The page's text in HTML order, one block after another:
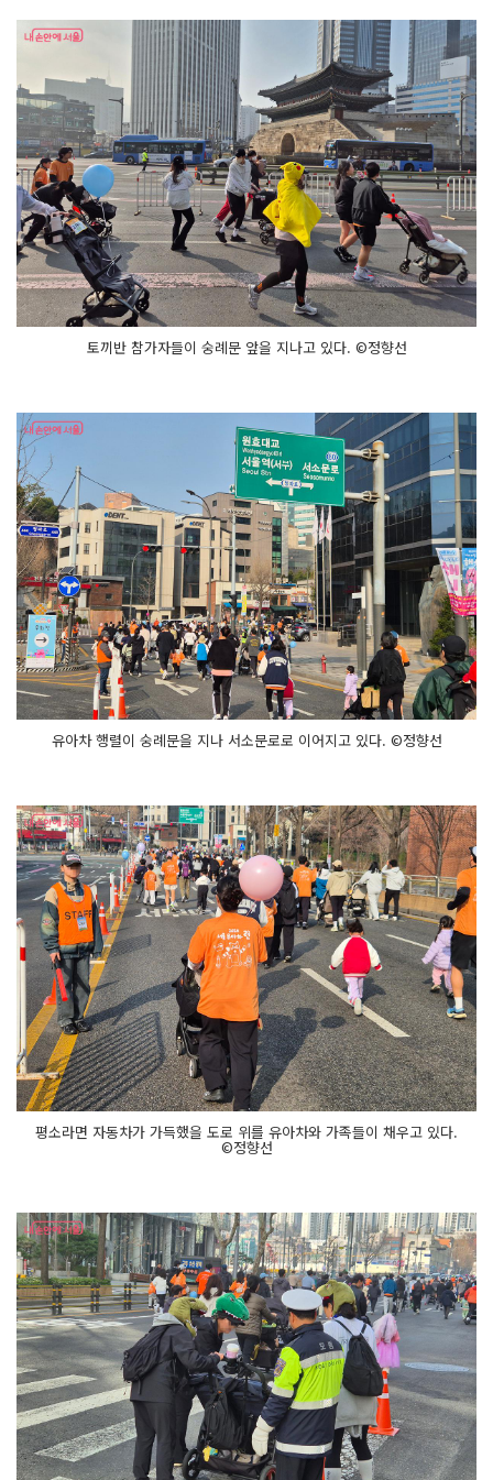
토끼반 참가자들이 숭례문 앞을 지나고 있다. ©정향선
유아차 행렬이 숭례문을 지나 서소문로로 이어지고 있다. ©정향선
평소라면 자동차가 가득했을 도로 위를 유아차와 가족들이 채우고 있다.
©정향선